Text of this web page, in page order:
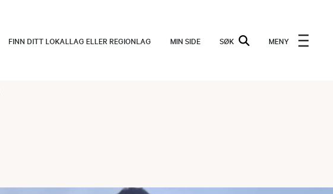
FINN DITT LOKALLAG ELLER REGIONLAG MIN SIDE SØK MENY